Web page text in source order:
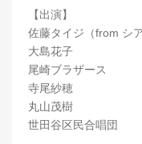
【出演】
佐藤タイジ（from シ
大島花子
尾崎ブラザース
寺尾紗穂
丸山茂樹
世田谷区民合唱団